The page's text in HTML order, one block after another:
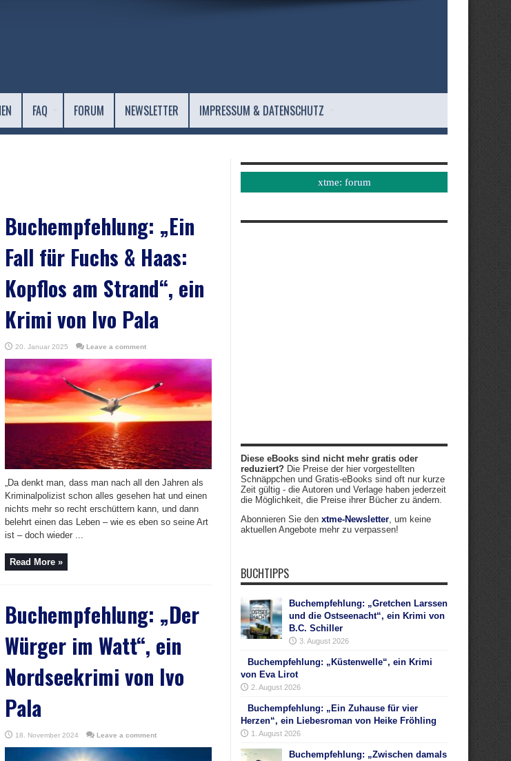
FAQ FORUM NEWSLETTER IMPRESSUM & DATENSCHUTZ
Buchempfehlung: „Ein
Fall für Fuchs & Haas:
Kopflos am Strand“, ein
Krimi von Ivo Pala
20. Januar 2025 Leave a comment
„Da denkt man, dass man nach all den Jahren als
Kriminalpolizist schon alles gesehen hat und einen
nichts mehr so recht erschüttern kann, und dann
belehrt einen das Leben – wie es eben so seine Art
ist – doch wieder ...
Read More »
Buchempfehlung: „Der
Würger im Watt“, ein
Nordseekrimi von Ivo
Pala
18. November 2024 Leave a comment
xtme: forum
Diese eBooks sind nicht mehr gratis oder
reduziert? Die Preise der hier vorgestellten
Schnäppchen und Gratis-eBooks sind oft nur kurze
Zeit gültig - die Autoren und Verlage haben jederzeit
die Möglichkeit, die Preise ihrer Bücher zu ändern.
Abonnieren Sie den xtme-Newsletter, um keine
aktuellen Angebote mehr zu verpassen!
BUCHTIPPS
Buchempfehlung: „Gretchen Larssen
und die Ostseenacht“, ein Krimi von
B.C. Schiller
3. August 2026
Buchempfehlung: „Küstenwelle“, ein Krimi
von Eva Lirot
2. August 2026
Buchempfehlung: „Ein Zuhause für vier
Herzen“, ein Liebesroman von Heike Fröhling
1. August 2026
Buchempfehlung: „Zwischen damals